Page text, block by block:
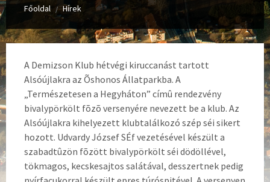
Főoldal / Hírek
A Demizson Klub hétvégi kiruccanást tartott
Alsóújlakra az Õshonos Állatparkba. A
„Természetesen a Hegyháton” címû rendezvény
bivalypörkölt fõzõ versenyére nevezett be a klub. Az
Alsóújlakra kihelyezett klubtalálkozó szép séi sikert
hozott. Udvardy József SÉf vezetésével készült a
szabadtûzön fõzött bivalypörkölt séi dödöllével,
tökmagos, kecskesajtos salátával, desszertnek pedig